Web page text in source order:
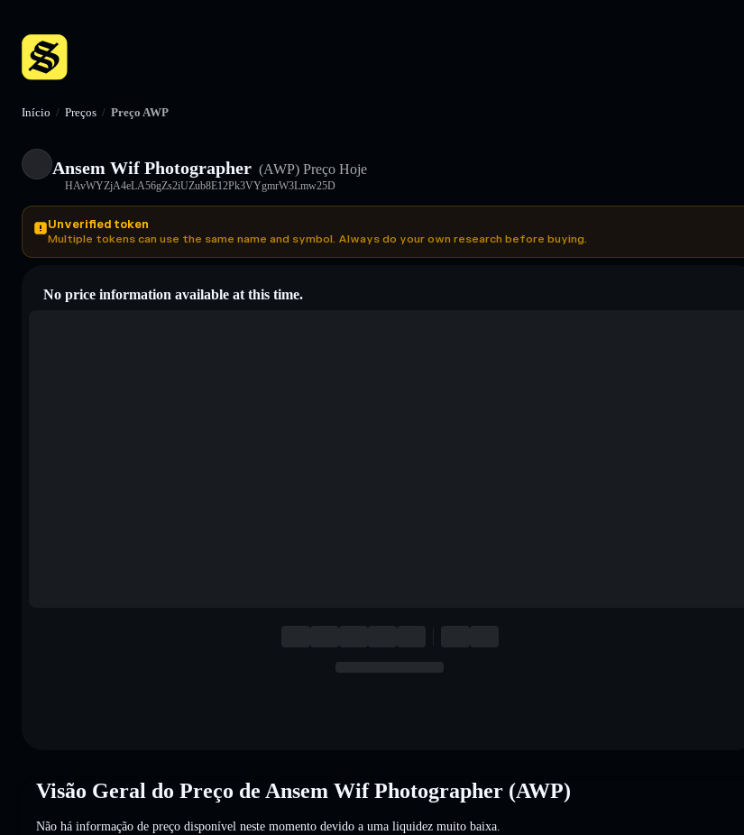
Início / Preços / Preço AWP
Ansem Wif Photographer (AWP) Preço Hoje
HAvWYZjA4eLA56gZs2iUZub8E12Pk3VYgmrW3Lmw25D
Unverified token
Multiple tokens can use the same name and symbol. Always do your own research before buying.
No price information available at this time.
Visão Geral do Preço de Ansem Wif Photographer (AWP)
Não há informação de preço disponível neste momento devido a uma liquidez muito baixa.